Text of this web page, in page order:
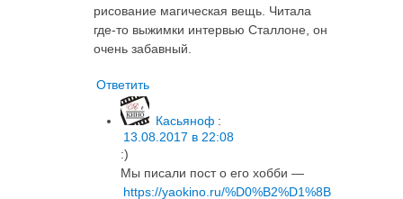
рисование магическая вещь. Читала
где-то выжимки интервью Сталлоне, он
очень забавный.
Ответить
Касьяноф :
13.08.2017 в 22:08
:)
Мы писали пост о его хобби —
https://yaokino.ru/%D0%B2%D1%8B